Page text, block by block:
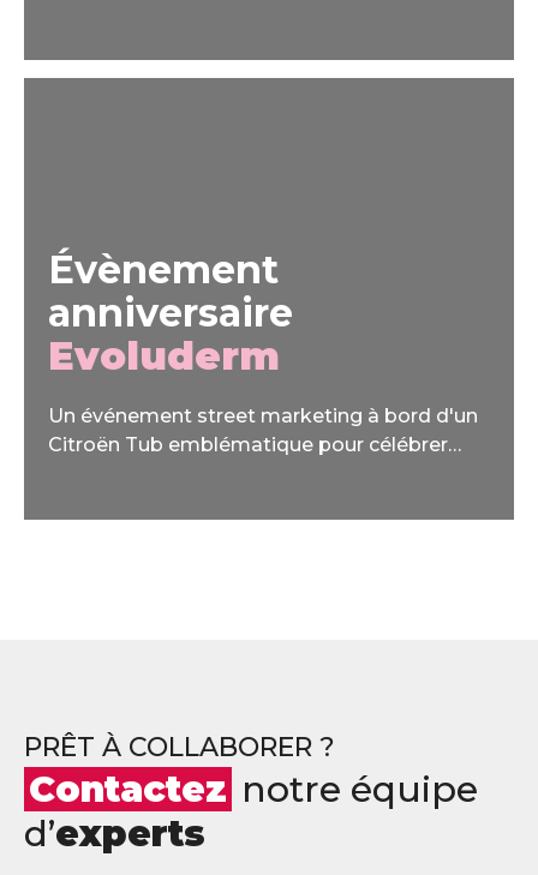
Évènement
anniversaire
Evoluderm
Un événement street marketing à bord d'un
Citroën Tub emblématique pour célébrer
PRÊT À COLLABORER ?
Contactez notre équipe
d’experts